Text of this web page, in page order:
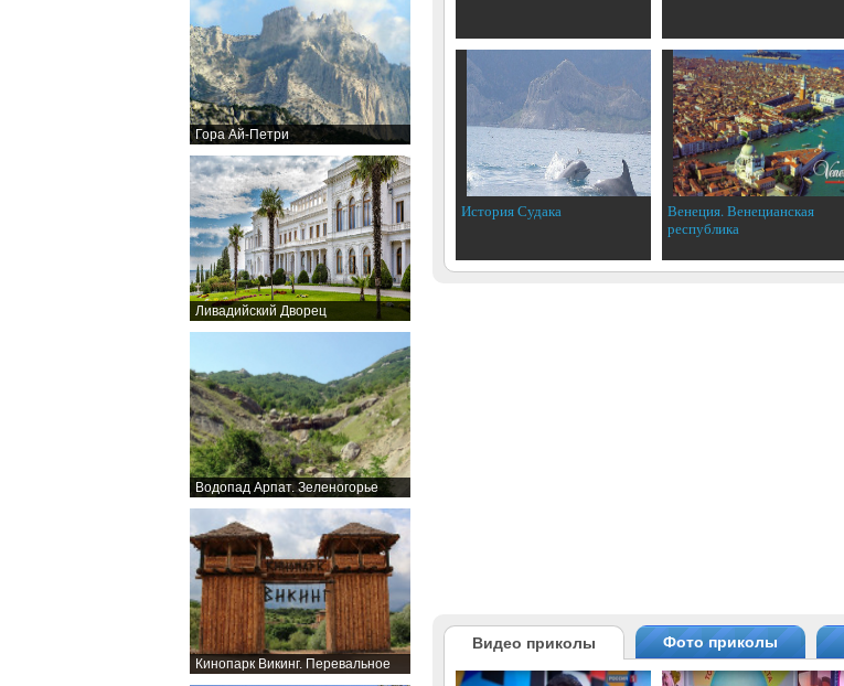
Гора Ай-Петри
Ливадийский Дворец
Водопад Арпат. Зеленогорье
Кинопарк Викинг. Перевальное
История Судака
Венеция. Венецианская
республика
Видео приколы Фото приколы